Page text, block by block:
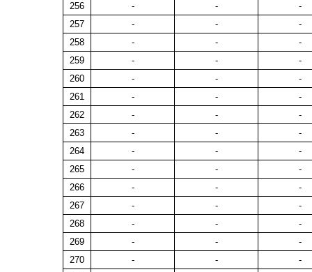
256
- -
-
257
- -
-
258
- -
-
259
- -
-
260
- -
-
261
- -
-
262
- -
-
263
- -
-
264
- -
-
265
- -
-
266
- -
-
267
- -
-
268
- -
-
269
- -
-
270
- -
-